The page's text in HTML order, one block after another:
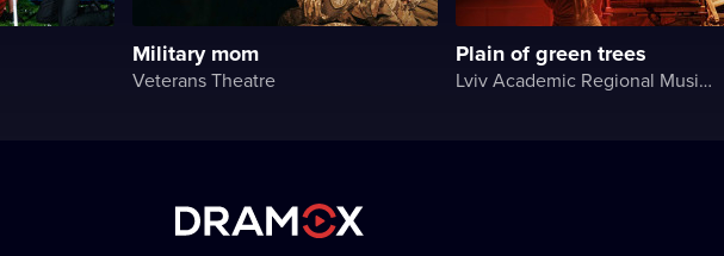
Military mom
Veterans Theatre
Plain of green trees
Lviv Academic Regional Music and Drama Theater named after Yuriy Drohobych